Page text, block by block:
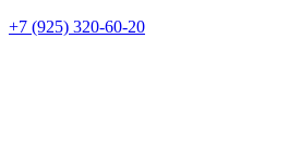
+7 (925) 320-60-20